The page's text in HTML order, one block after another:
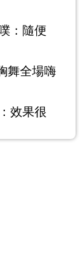
：隨便
舞全場嗨
效果很